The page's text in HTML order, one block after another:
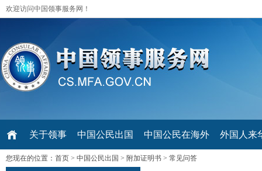
欢迎访问中国领事服务网！
关于领事 中国公民出国 中国公民在海外 外国人来
您现在的位置： 首页 > 中国公民出国 > 附加证明书 > 常见问答